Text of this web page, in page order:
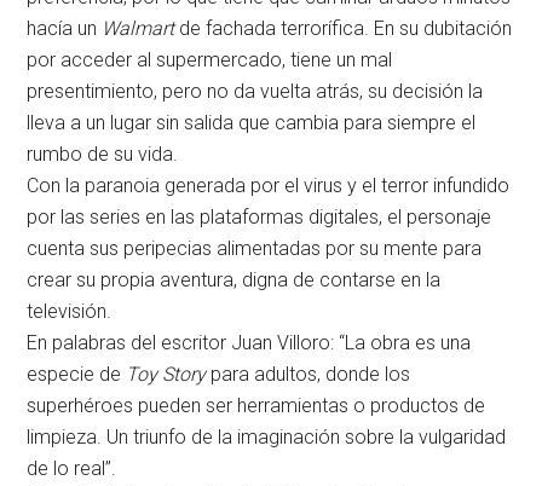
hacía un Walmartde fachada terrorífica. En su dubitación
por acceder al supermercado, tiene un mal
presentimiento, pero no da vuelta atrás, su decisión la
lleva a un lugar sin salida que cambia para siempre el
rumbo de su vida.
Con la paranoia generada por el virus y el terror infundido
por las series en las plataformas digitales, el personaje
cuenta sus peripecias alimentadas por su mente para
crear su propia aventura, digna de contarse en la
televisión.
En palabras del escritor Juan Villoro: “La obra es una
especie de Toy Storypara adultos, donde los
superhéroes pueden ser herramientas o productos de
limpieza. Un triunfo de la imaginación sobre la vulgaridad
de lo real”.